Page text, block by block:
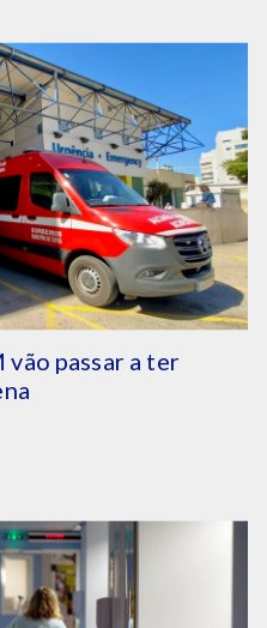
passar a ter